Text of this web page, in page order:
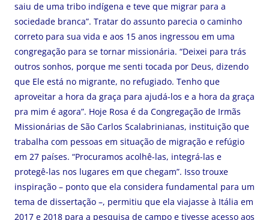
saiu de uma tribo indígena e teve que migrar para a
sociedade branca”. Tratar do assunto parecia o caminho
correto para sua vida e aos 15 anos ingressou em uma
congregação para se tornar missionária. “Deixei para trás
outros sonhos, porque me senti tocada por Deus, dizendo
que Ele está no migrante, no refugiado. Tenho que
aproveitar a hora da graça para ajudá-los e a hora da graça
pra mim é agora”. Hoje Rosa é da Congregação de Irmãs
Missionárias de São Carlos Scalabrinianas, instituição que
trabalha com pessoas em situação de migração e refúgio
em 27 países. “Procuramos acolhê-las, integrá-las e
protegê-las nos lugares em que chegam”. Isso trouxe
inspiração – ponto que ela considera fundamental para um
tema de dissertação –, permitiu que ela viajasse à Itália em
2017 e 2018 para a pesquisa de campo e tivesse acesso aos